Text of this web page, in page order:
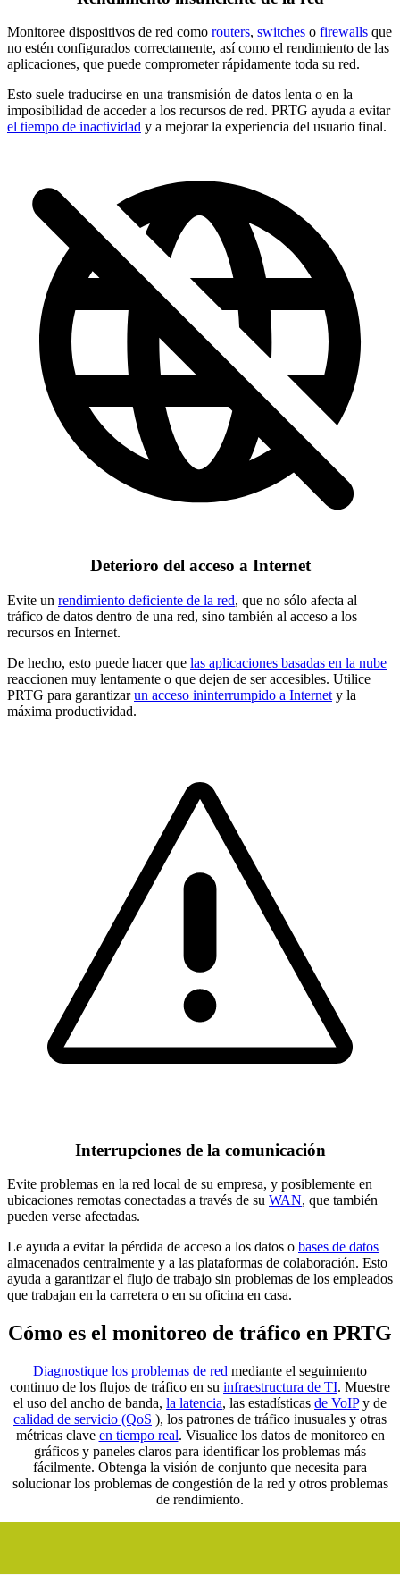
Monitoree dispositivos de red como routers, switches o firewalls que
no estén configurados correctamente, así como el rendimiento de las
aplicaciones, que puede comprometer rápidamente toda su red.
Esto suele traducirse en una transmisión de datos lenta o en la
imposibilidad de acceder a los recursos de red. PRTG ayuda a evitar
el tiempo de inactividad y a mejorar la experiencia del usuario final.
Deterioro del acceso a Internet
Evite un rendimiento deficiente de la red, que no sólo afecta al
tráfico de datos dentro de una red, sino también al acceso a los
recursos en Internet.
De hecho, esto puede hacer que las aplicaciones basadas en la nube
reaccionen muy lentamente o que dejen de ser accesibles. Utilice
PRTG para garantizarun acceso ininterrumpido a Internet y la
máxima productividad.
Interrupciones de la comunicación
Evite problemas en la red local de su empresa, y posiblemente en
ubicaciones remotas conectadas a través de su WAN, que también
pueden verse afectadas.
Le ayuda a evitar la pérdida de acceso a los datos o bases de datos
almacenados centralmente y a las plataformas de colaboración. Esto
ayuda a garantizar el flujo de trabajo sin problemas de los empleados
que trabajan en la carretera o en su oficina en casa.
Cómo es el monitoreo de tráfico en PRTG
Diagnostique los problemas de red mediante el seguimiento
continuo de los flujos de tráfico en su infraestructura de TI. Muestre
el uso del ancho de banda, la latencia, las estadísticas de VoIPy de
calidad de servicio (QoS ), los patrones de tráfico inusuales y otras
métricas clave en tiempo real. Visualice los datos de monitoreo en
gráficos y paneles claros para identificar los problemas más
fácilmente. Obtenga la visión de conjunto que necesita para
solucionar los problemas de congestión de la red y otros problemas
de rendimiento.